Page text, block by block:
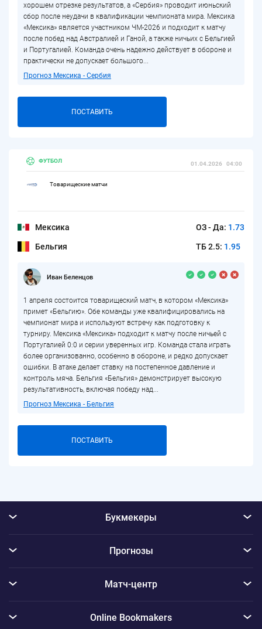
хорошем отрезке результатов, а «Сербия» проводит июньский
сбор после неудачи в квалификации чемпионата мира. Мексика
«Мексика» является участником ЧМ-2026 и подходит к матчу
после побед над Австралией и Ганой, а также ничьих с Бельгией
и Португалией. Команда очень надежно действует в обороне и
практически не допускает большого...
Прогноз Мексика - Сербия
ПОСТАВИТЬ
ФУТБОЛ
Товарищеские матчи
01.04.2026 04:00
Мексика ОЗ - Да: 1.73
Бельгия ТБ 2.5: 1.95
Иван Беленцов
1 апреля состоится товарищеский матч, в котором «Мексика»
примет «Бельгию». Обе команды уже квалифицировались на
чемпионат мира и используют встречу как подготовку к
турниру. Мексика «Мексика» подходит к матчу после ничьей с
Португалией 0:0 и серии уверенных игр. Команда стала играть
более организованно, особенно в обороне, и редко допускает
ошибки. В атаке делает ставку на постепенное давление и
контроль мяча. Бельгия «Бельгия» демонстрирует высокую
результативность, включая победу над...
Прогноз Мексика - Бельгия
ПОСТАВИТЬ
Букмекеры
Прогнозы
Матч-центр
Online Bookmakers